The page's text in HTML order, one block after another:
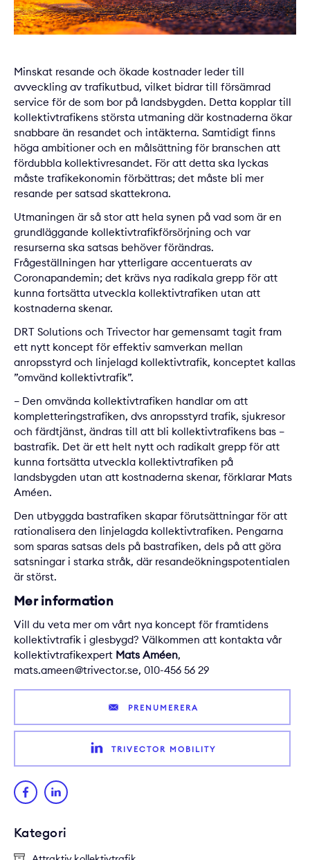
Kategori
Minskat resande och ökade kostnader leder till
avveckling av trafikutbud, vilket bidrar till försämrad
service för de som bor på landsbygden. Detta kopplar till
kollektivtrafikens största utmaning där kostnaderna ökar
snabbare än resandet och intäkterna. Samtidigt finns
höga ambitioner och en målsättning för branschen att
fördubbla kollektivresandet. För att detta ska lyckas
måste trafikekonomin förbättras; det måste bli mer
resande per satsad skattekrona.
Utmaningen är så stor att hela synen på vad som är en
grundläggande kollektivtrafikförsörjning och var
resurserna ska satsas behöver förändras.
Frågeställningen har ytterligare accentuerats av
Coronapandemin; det krävs nya radikala grepp för att
kunna fortsätta utveckla kollektivtrafiken utan att
kostnaderna skenar.
DRT Solutions och Trivector har gemensamt tagit fram
ett nytt koncept för effektiv samverkan mellan
anropsstyrd och linjelagd kollektivtrafik, konceptet kallas
”omvänd kollektivtrafik”.
– Den omvända kollektivtrafiken handlar om att
kompletteringstrafiken, dvs anropsstyrd trafik, ​sjukresor
och färdtjänst, ändras till att bli kollektivtrafikens bas –
bastrafik. Det är ett helt nytt och radikalt grepp för att
kunna fortsätta utveckla kollektivtrafiken på
landsbygden utan att kostnaderna skenar, förklarar Mats
Améen.
Den utbyggda bastrafiken skapar förutsättningar för att
rationalisera den linjelagda kollektivtrafiken. Pengarna
som sparas satsas dels på bastrafiken, dels på att göra
satsningar i starka stråk, där resandeökningspotentialen
är störst.
Mer information
Vill du veta mer om vårt nya koncept för framtidens
kollektivtrafik i glesbygd? Välkommen att kontakta vår
kollektivtrafikexpert Mats Améen,
mats.ameen@trivector.se, 010-456 56 29
PRENUMERERA
TRIVECTOR MOBILITY